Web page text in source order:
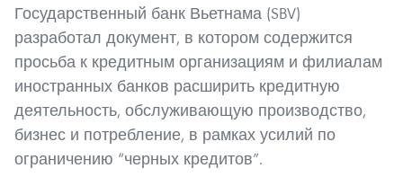
Государственный банк Вьетнама (SBV)
разработал документ, в котором содержится
просьба к кредитным организациям и филиалам
иностранных банков расширить кредитную
деятельность, обслуживающую производство,
бизнес и потребление, в рамках усилий по
ограничению “черных кредитов”.